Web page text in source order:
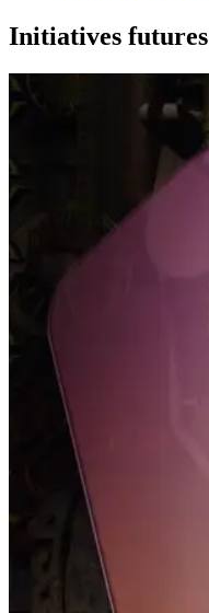
Initiatives futures